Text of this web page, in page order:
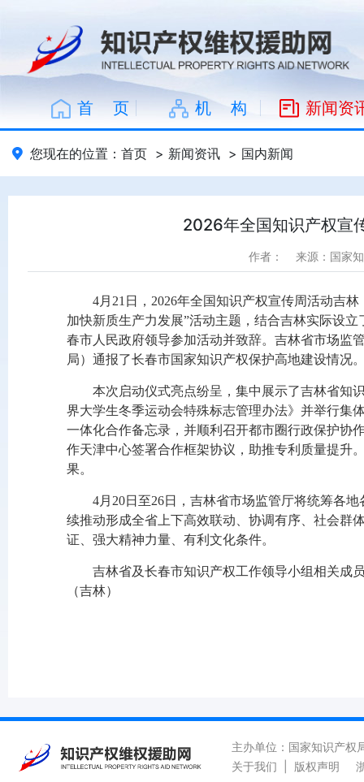
首 页 机 构 新闻资
您现在的位置： 首页 > 新闻资讯 > 国内新闻
2026年全国知识产权宣
作者： 来源：国家
4月21日，2026年全国知识产权宣传周活动吉
加快新质生产力发展”活动主题，结合吉林实际设
春市人民政府领导参加活动并致辞。吉林省市场监
局）通报了长春市国家知识产权保护高地建设情况
本次启动仪式亮点纷呈，集中展示了吉林省知
界大学生冬季运动会特殊标志管理办法》并举行集
一体化合作备忘录，并顺利召开都市圈行政保护协
作天津中心签署合作框架协议，助推专利质量提升
果。
4月20日至26日，吉林省市场监管厅将统筹各
续推动形成全省上下高效联动、协调有序、社会群
证、强大精神力量、有利文化条件。
吉林省及长春市知识产权工作领导小组相关成
（吉林）
主办单位：国家知识产
关于我们
版权声明